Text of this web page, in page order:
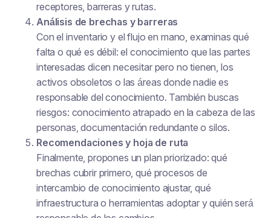
receptores, barreras y rutas.
Análisis de brechas y barreras
Con el inventario y el flujo en mano, examinas qué
falta o qué es débil: el conocimiento que las partes
interesadas dicen necesitar pero no tienen, los
activos obsoletos o las áreas donde nadie es
responsable del conocimiento. También buscas
riesgos: conocimiento atrapado en la cabeza de las
personas, documentación redundante o silos.
Recomendaciones y hoja de ruta
Finalmente, propones un plan priorizado: qué
brechas cubrir primero, qué procesos de
intercambio de conocimiento ajustar, qué
infraestructura o herramientas adoptar y quién será